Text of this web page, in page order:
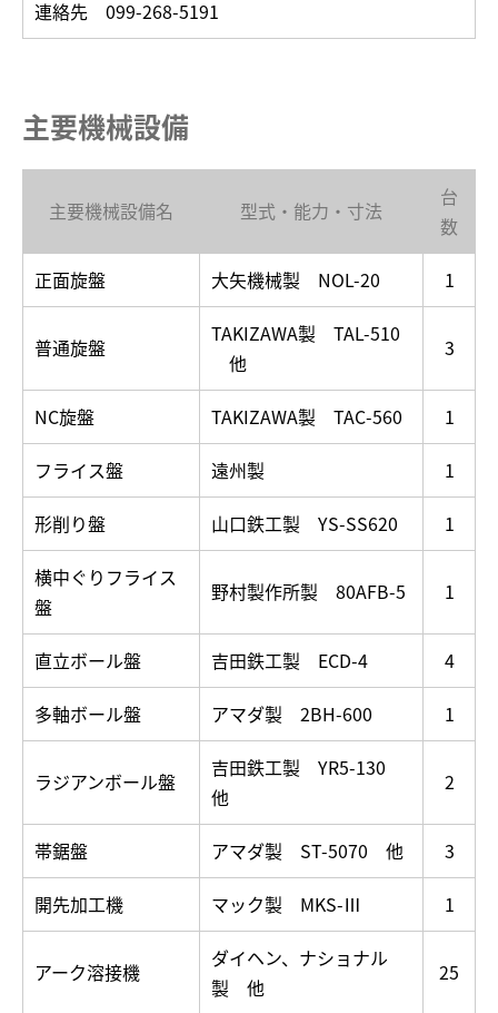
連絡先 099-268-5191
主要機械設備
主要機械設備名 型式・能力・寸法
台
数
正面旋盤
大矢機械製 NOL-20 1
普通旋盤
TAKIZAWA製 TAL-510
他
3
NC旋盤 TAKIZAWA製 TAC-560
1
フライス盤
遠州製
1
形削り盤
山口鉄工製 YS-SS620
1
横中ぐりフライス
盤
野村製作所製 80AFB-5 1
直立ボール盤 吉田鉄工製 ECD-4
4
多軸ボール盤
アマダ製 2BH-600 1
ラジアンボール盤
吉田鉄工製 YR5-130
他
2
帯鋸盤 アマダ製 ST-5070 他
3
開先加工機
マック製 MKS-Ⅲ 1
アーク溶接機
ダイヘン、ナショナル
製 他
25